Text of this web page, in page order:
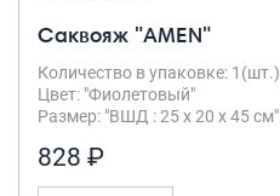
Саквояж "AMEN"
Количество в упаковке: 1(шт.)
Цвет: "Фиолетовый"
Размер: "ВШД : 25 х 20 х 45 см"
828 ₽